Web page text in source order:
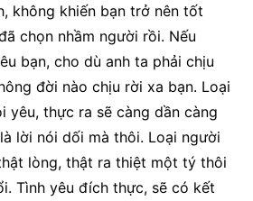
không khiến bạn trở nên tốt
chọn nhầm người rồi. Nếu
bạn, cho dù anh ta phải chịu
đời nào chịu rời xa bạn. Loại
yêu, thực ra sẽ càng dần càng
lời nói dối mà thôi. Loại người
lòng, thật ra thiệt một tý thôi
Tình yêu đích thực, sẽ có kết